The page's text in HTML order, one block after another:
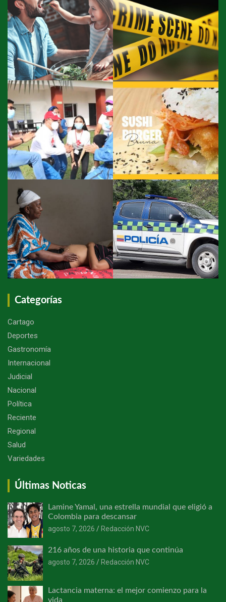
Categorías
Cartago
Deportes
Gastronomía
Internacional
Judicial
Nacional
Política
Reciente
Regional
Salud
Variedades
Últimas Noticas
Lamine Yamal, una estrella mundial que eligió a
Colombia para descansar
agosto 7, 2026
Redacción NVC
216 años de una historia que continúa
agosto 7, 2026
Redacción NVC
Lactancia materna: el mejor comienzo para la
vida